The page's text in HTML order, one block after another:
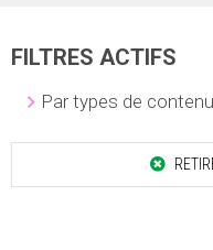
FILTRES ACTIFS
Par types de